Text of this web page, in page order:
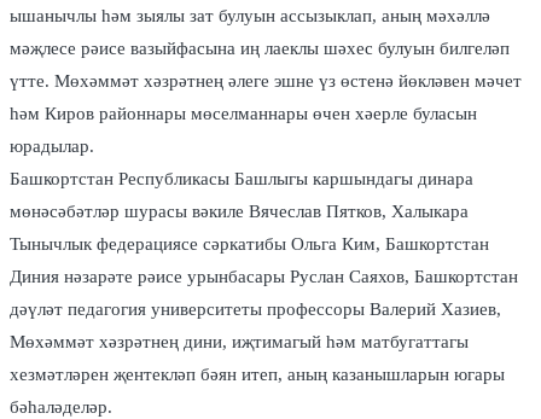
ышанычлы һәм зыялы зат булуын ассызыклап, аның мәхәллә
мәҗлесе рәисе вазыйфасына иң лаеклы шәхес булуын билгеләп
үтте. Мөхәммәт хәзрәтнең әлеге эшне үз өстенә йөкләвен мәчет
һәм Киров районнары мөселманнары өчен хәерле буласын
юрадылар.
Башкортстан Республикасы Башлыгы каршындагы динара
мөнәсәбәтләр шурасы вәкиле Вячеслав Пятков, Халыкара
Тынычлык федерациясе сәркатибы Ольга Ким, Башкортстан
Диния нәзарәте рәисе урынбасары Руслан Саяхов, Башкортстан
дәүләт педагогия университеты профессоры Валерий Хазиев,
Мөхәммәт хәзрәтнең дини, иҗтимагый һәм матбугаттагы
хезмәтләрен җентекләп бәян итеп, аның казанышларын югары
бәһаләделәр.